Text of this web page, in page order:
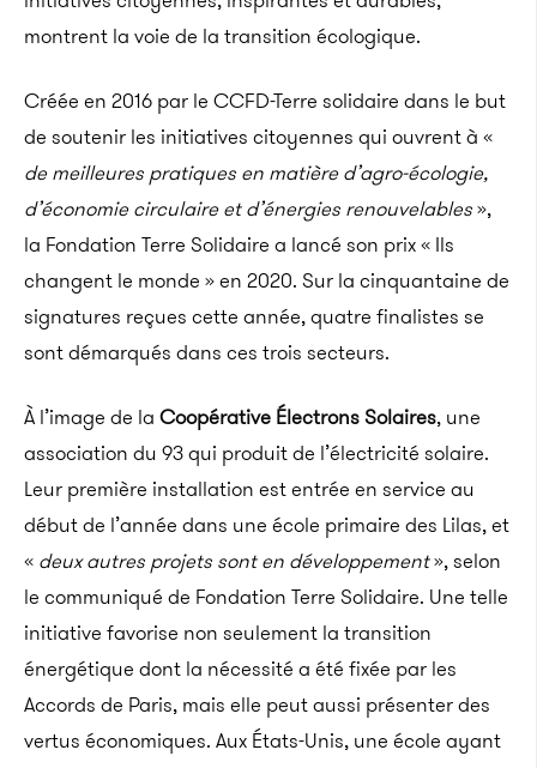
montrent la voie de la transition écologique.
Créée en 2016 par le CCFD-Terre solidaire dans le but
de soutenir les initiatives citoyennes qui ouvrent à «
de meilleures pratiques en matière d’agro-écologie,
d’économie circulaire et d’énergies renouvelables»,
la Fondation Terre Solidaire a lancé son prix « Ils
changent le monde » en 2020. Sur la cinquantaine de
signatures reçues cette année, quatre finalistes se
sont démarqués dans ces trois secteurs.
À l’image de la Coopérative Électrons Solaires, une
association du 93 qui produit de l’électricité solaire.
Leur première installation est entrée en service au
début de l’année dans une école primaire des Lilas, et
« deux autres projets sont en développement», selon
le communiqué de Fondation Terre Solidaire. Une telle
initiative favorise non seulement la transition
énergétique dont la nécessité a été fixée par les
Accords de Paris, mais elle peut aussi présenter des
vertus économiques. Aux États-Unis, une école ayant